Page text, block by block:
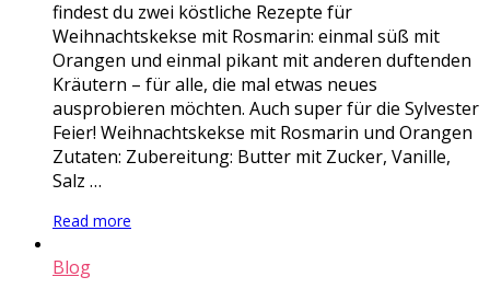
findest du zwei köstliche Rezepte für
Weihnachtskekse mit Rosmarin: einmal süß mit
Orangen und einmal pikant mit anderen duftenden
Kräutern – für alle, die mal etwas neues
ausprobieren möchten. Auch super für die Sylvester
Feier! Weihnachtskekse mit Rosmarin und Orangen
Zutaten: Zubereitung: Butter mit Zucker, Vanille,
Salz …
Read more
Blog